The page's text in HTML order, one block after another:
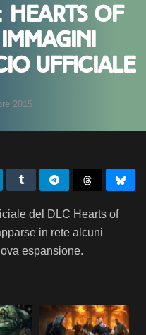
Hearts of
ufficiale
2015
del DLC Hearts of
in rete alcuni
espansione.